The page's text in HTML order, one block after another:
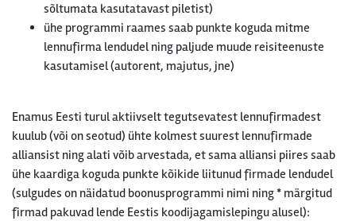
sõltumata kasutatavast piletist)
ühe programmi raames saab punkte koguda mitme
lennufirma lendudel ning paljude muude reisiteenuste
kasutamisel (autorent, majutus, jne)
Enamus Eesti turul aktiivselt tegutsevatest lennufirmadest
kuulub (või on seotud) ühte kolmest suurest lennufirmade
alliansist ning alati võib arvestada, et sama alliansi piires saab
ühe kaardiga koguda punkte kõikide liitunud firmade lendudel
(sulgudes on näidatud boonusprogrammi nimi ning * märgitud
firmad pakuvad lende Eestis koodijagamislepingu alusel):